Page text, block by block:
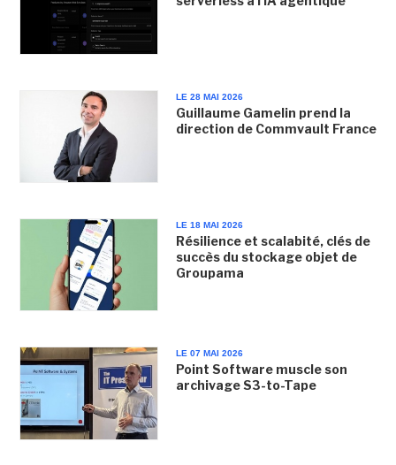
LE 28 MAI 2026
Guillaume Gamelin prend la
direction de Commvault France
LE 18 MAI 2026
Résilience et scalabité, clés de
succès du stockage objet de
Groupama
LE 07 MAI 2026
Point Software muscle son
archivage S3-to-Tape